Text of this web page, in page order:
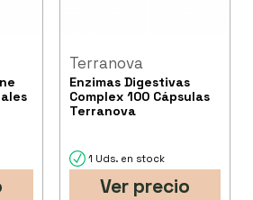
Terranova
Enzimas Digestivas
Complex 100 Cápsulas
Terranova
1 Uds. en stock
Ver precio